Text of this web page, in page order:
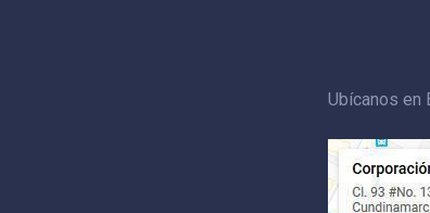
Ubícanos en